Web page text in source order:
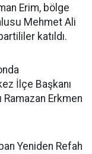
Erim, bölge
Mehmet Ali
katıldı.
İlçe Başkanı
Ramazan Erkmen
Yeniden Refah